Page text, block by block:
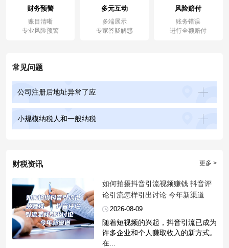
财务预警
账目清晰
专业风险预警
多元互动
多端展示
专家答疑解惑
风险赔付
账务错误
进行全额赔付
常见问题
公司注册后地址异常了应
小规模纳税人和一般纳税
更多 >
财税资讯
​如何拍摄抖音引流视频赚钱 抖音评
论引流怎样引出讨论 今年新渠道
2026-08-09
随着短视频的兴起，抖音引流已成为
许多企业和个人赚取收入的新方式。
在...